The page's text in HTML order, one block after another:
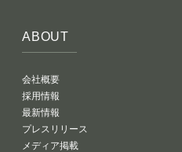
ABOUT
会社概要
採用情報
最新情報
プレスリリース
メディア掲載